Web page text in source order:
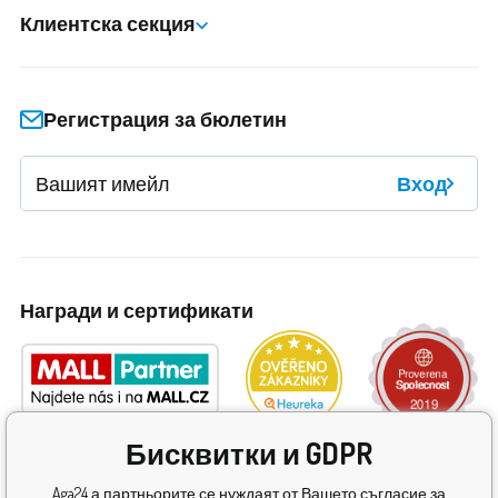
Клиентска секция
Регистрация за бюлетин
Вход
Награди и сертификати
Бисквитки и GDPR
Aga24 а партньорите се нуждаят от Вашето съгласие за